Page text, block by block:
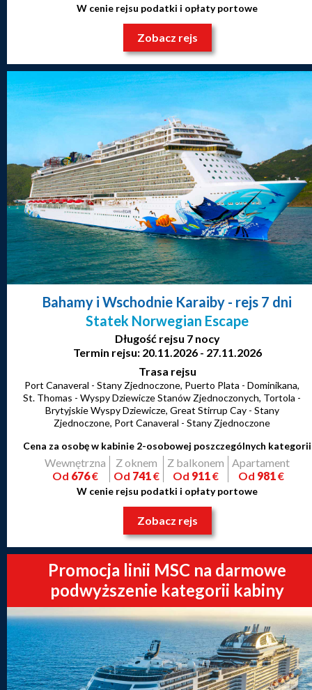
W cenie rejsu podatki i opłaty portowe
Zobacz rejs
Bahamy i Wschodnie Karaiby - rejs 7 dni
Statek Norwegian Escape
Długość rejsu 7 nocy
Termin rejsu: 20.11.2026 - 27.11.2026
Trasa rejsu
Port Canaveral - Stany Zjednoczone, Puerto Plata - Dominikana,
St. Thomas - Wyspy Dziewicze Stanów Zjednoczonych, Tortola -
Brytyjskie Wyspy Dziewicze, Great Stirrup Cay - Stany
Zjednoczone, Port Canaveral - Stany Zjednoczone
Cena za osobę w kabinie 2-osobowej poszczególnych kategorii
Wewnętrzna
Od 676€
Z oknem
Od 741€
Z balkonem
Od 911€
Apartament
Od 981€
W cenie rejsu podatki i opłaty portowe
Zobacz rejs
Promocja linii MSC na darmowe
podwyższenie kategorii kabiny